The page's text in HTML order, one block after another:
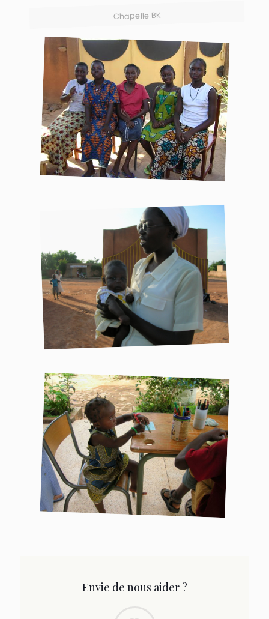
Chapelle BK
Envie de nous aider ?